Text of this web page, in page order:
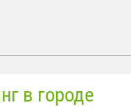
в городе